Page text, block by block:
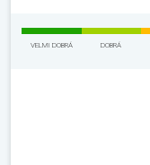
VELMI DOBRÁ DOBRÁ